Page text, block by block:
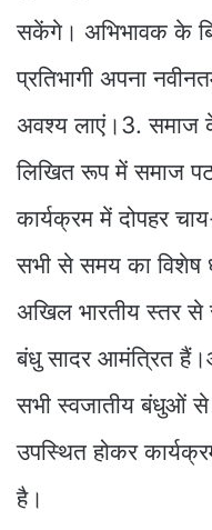
सकेंगे। अभिभावक के
प्रतिभागी अपना
अवश्य लाएं।3. समाज
लिखित रूप में समाज
कार्यक्रम में दोपहर
सभी से समय का विशेष
अखिल भारतीय स्तर से
बंधु सादर आमंत्रित
सभी स्वजातीय बंधुओं
उपस्थित होकर
है।